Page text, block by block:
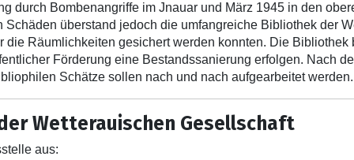
durch Bombenangriffe im Jnauar und März 1945 in den
überstand jedoch die umfangreiche Bibliothek der
Räumlichkeiten gesichert werden konnten. Die
Förderung eine Bestandssanierung erfolgen. Nach
Schätze sollen nach und nach aufgearbeitet werden.
Wetterauischen Gesellschaft
aus: